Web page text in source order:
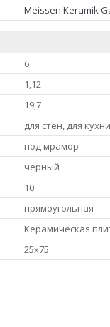
Meissen Keramik
6
1,12
19,7
для стен, для
под мрамор
черный
10
прямоугольная
Керамическая
25x75